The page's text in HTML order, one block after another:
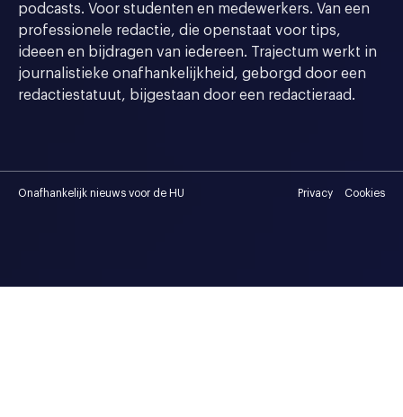
podcasts. Voor studenten en medewerkers. Van een
professionele redactie, die openstaat voor tips,
ideeen en bijdragen van iedereen. Trajectum werkt in
journalistieke onafhankelijkheid, geborgd door een
redactiestatuut, bijgestaan door een redactieraad.
Onafhankelijk nieuws voor de HU Privacy Cookies